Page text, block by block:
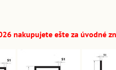
nakupujete ešte za úvodné